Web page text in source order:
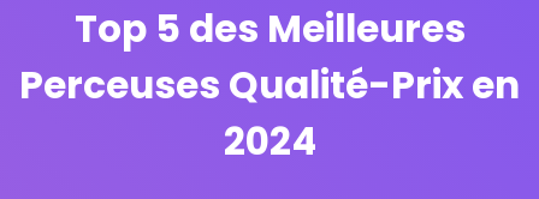
Top 5 des Meilleures
Perceuses Qualité-Prix en
2024